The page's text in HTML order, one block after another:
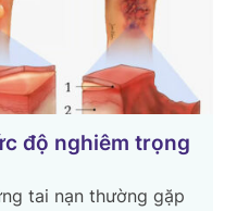
độ nghiêm trọng
tai nạn thường gặp